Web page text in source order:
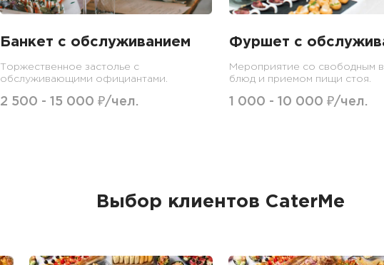
Банкет с обслуживанием
Торжественное застолье с
обслуживающими официантами.
2 500 - 15 000 ₽/чел.
Фуршет с
Мероприятие со свободным
блюд и приемом пищи стоя.
1 000 - 10 000 ₽/чел.
Выбор клиентов CaterMe